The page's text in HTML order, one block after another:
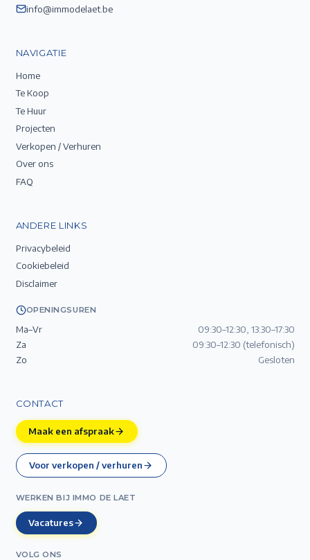
info@immodelaet.be
NAVIGATIE
Home
Te Koop
Te Huur
Projecten
Verkopen / Verhuren
Over ons
FAQ
ANDERE LINKS
Privacybeleid
Cookiebeleid
Disclaimer
OPENINGSUREN
Ma–Vr
09:30–12:30, 13:30–17:30
Za
09:30–12:30 (telefonisch)
Zo
Gesloten
CONTACT
Maak een afspraak
Voor verkopen / verhuren
WERKEN BIJ IMMO DE LAET
Vacatures
VOLG ONS